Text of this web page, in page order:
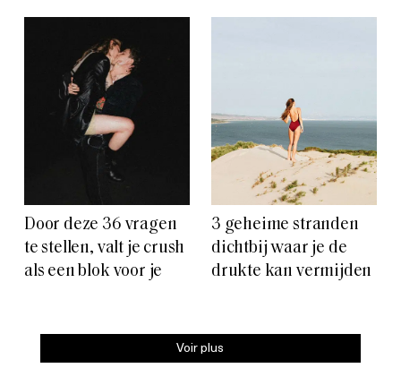
Door deze 36 vragen
te stellen, valt je crush
als een blok voor je
3 geheime stranden
dichtbij waar je de
drukte kan vermijden
Voir plus